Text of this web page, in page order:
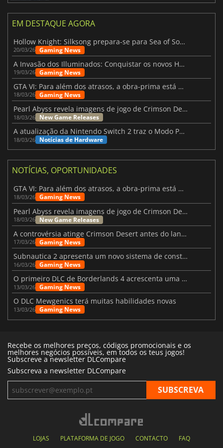
EM DESTAQUE AGORA
Hollow Knight: Silksong prepara-se para Sea of Sorrow com um patch
20/03/26 Gaming News
A Invasão dos Illuminados: Conquistar os novos Helldivers 2 Atualização!
19/03/26 Gaming News
GTA VI: Para além dos atrasos, a obra-prima está quase a chegar
18/03/26 Gaming News
Pearl Abyss revela imagens de jogo de Crimson Desert para a PS5
18/03/26 New Game Releases
A atualização da Nintendo Switch 2 traz o Modo Portátil aos jogos mais antigos da Switch
18/03/26 Notícias de Hardware
NOTÍCIAS, OPORTUNIDADES
GTA VI: Para além dos atrasos, a obra-prima está quase a chegar
18/03/26 Gaming News
Pearl Abyss revela imagens de jogo de Crimson Desert para a PS5
18/03/26 New Game Releases
A controvérsia atinge Crimson Desert antes do lançamento
17/03/26 Gaming News
Subnautica 2 apresenta um novo sistema de construção de bases
16/03/26 Gaming News
O primeiro DLC de Borderlands 4 acrescenta uma nova personagem e muito mais
13/03/26 Gaming News
O DLC Mewgenics terá muitas habilidades novas
13/03/26 Gaming News
Recebe os melhores preços, códigos promocionais e os
melhores negócios possíveis, em todos os teus jogos!
Subscreve a newsletter DLCompare
Subscreva a newsletter DLCompare
LOJAS PLATAFORMA DE JOGO CONTACTO FAQ